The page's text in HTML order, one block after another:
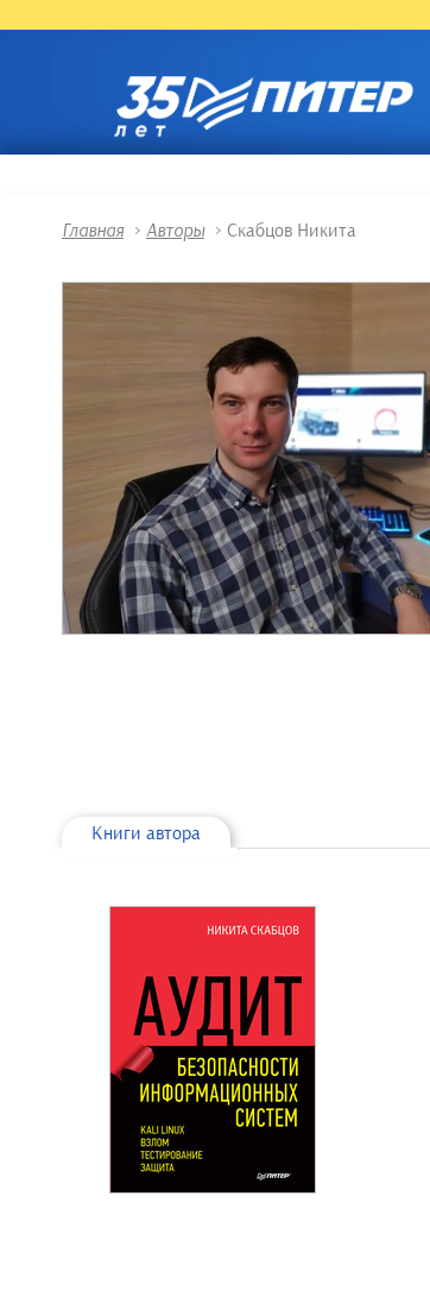
Главная > Авторы > Скабцов Никита
Книги автора